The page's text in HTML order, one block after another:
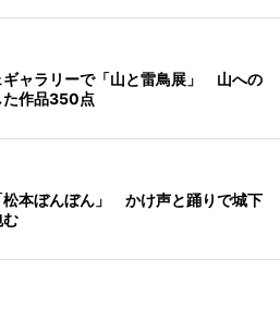
ギャラリーで「山と雷鳥展」 山への
た作品350点
松本ぼんぼん」 かけ声と踊りで城下
む